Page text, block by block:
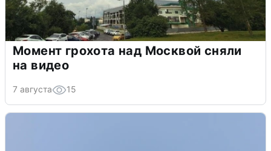
Момент грохота над Москвой сняли
на видео
7 августа 15